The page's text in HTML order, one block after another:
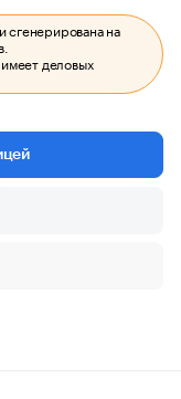
сгенерирована на
деловых